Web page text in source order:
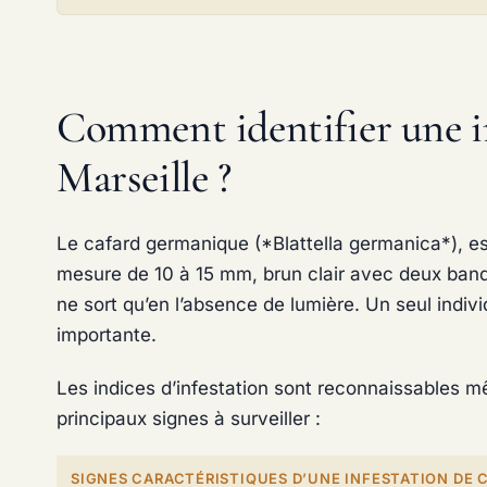
Comment identifier une
Marseille ?
Le cafard germanique (*Blattella germanica*),
mesure de 10 à 15 mm, brun clair avec deux
ne sort qu’en l’absence de lumière. Un seul
importante.
Les indices d’infestation sont reconnaissables
principaux signes à surveiller :
SIGNES CARACTÉRISTIQUES D’UNE INFESTATION DE